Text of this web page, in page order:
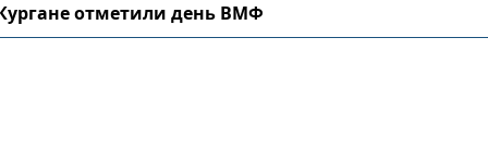
отметили день ВМФ